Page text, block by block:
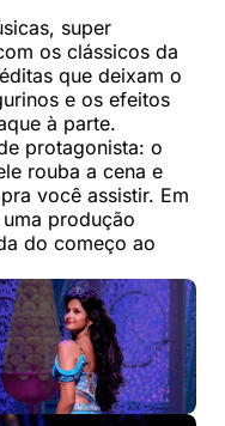
super
os clássicos da
que deixam o
e os efeitos
à parte.
protagonista: o
rouba a cena e
você assistir. Em
produção
do começo ao